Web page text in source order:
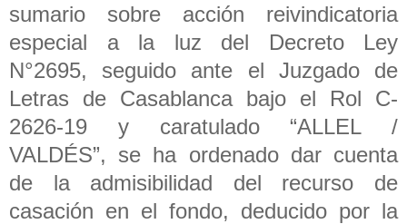
sumario sobre acción reivindicatoria
especial a la luz del Decreto Ley
N°2695, seguido ante el Juzgado de
Letras de Casablanca bajo el Rol C-
2626-19 y caratulado “ALLEL /
VALDÉS”, se ha ordenado dar cuenta
de la admisibilidad del recurso de
casación en el fondo, deducido por la